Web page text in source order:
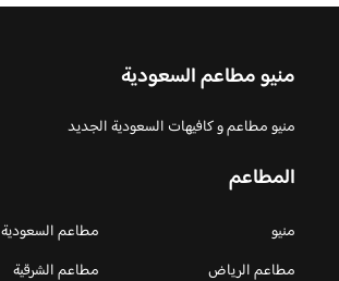
منيو مطاعم السعودية
منيو مطاعم و كافيهات السعودية الجديد
المطاعم
منيو
مطاعم السعودية
مطاعم الرياض
مطاعم الشرقية